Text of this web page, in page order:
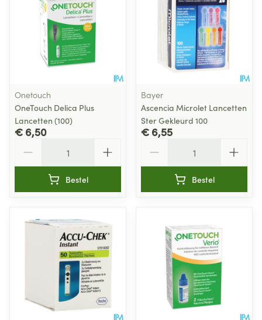
Onetouch
OneTouch Delica Plus
Lancetten (100)
€ 6,50
Bestel
Bayer
Ascencia Microlet Lancetten
Ster Gekleurd 100
€ 6,55
Bestel